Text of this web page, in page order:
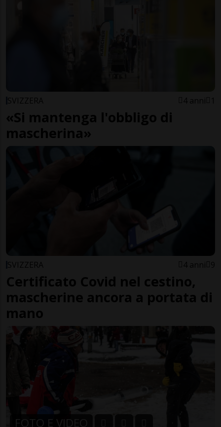
SVIZZERA 4 anni 1
«Si mantenga l'obbligo di
mascherina»
SVIZZERA 4 anni 9
Certificato Covid nel cestino,
mascherine ancora a portata di
mano
FOTO E VIDEO